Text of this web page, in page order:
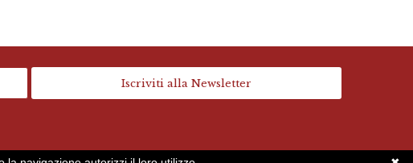
Iscriviti alla Newsletter